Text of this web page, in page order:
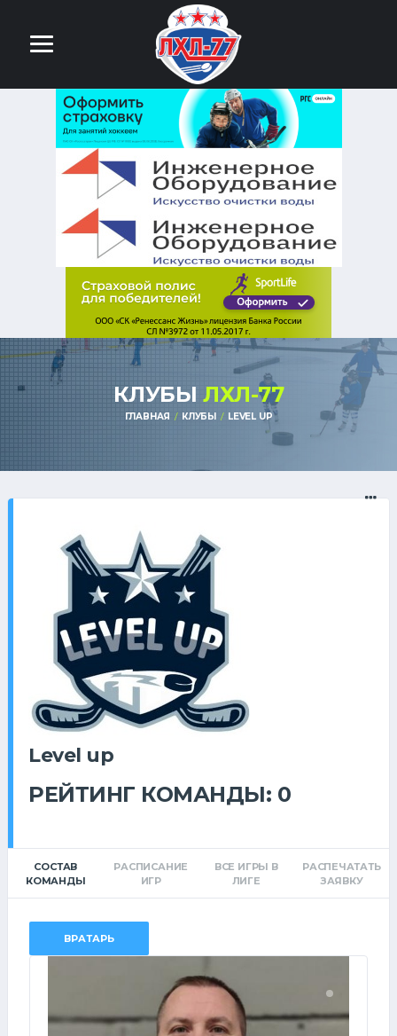
КЛУБЫ ЛХЛ-77
ГЛАВНАЯ КЛУБЫ LEVEL UP
Level up
РЕЙТИНГ КОМАНДЫ: 0
СОСТАВ
КОМАНДЫ
РАСПИСАНИЕ
ИГР
ВСЕ ИГРЫ В
ЛИГЕ
РАСПЕЧАТАТЬ
ЗАЯВКУ
ВРАТАРЬ